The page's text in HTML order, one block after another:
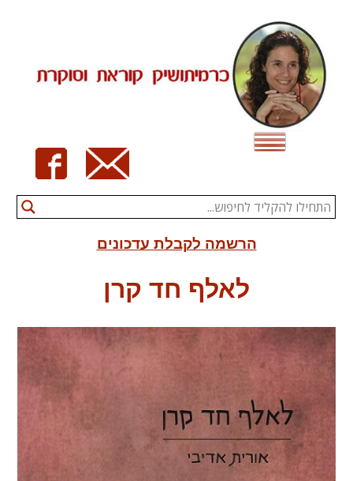
content
הרשמה לקבלת עדכונים
לאלף חד קרן